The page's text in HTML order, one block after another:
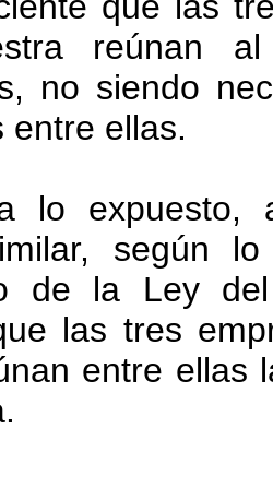
reúnan
no siendo
entre ellas.
lo expuesto,
según
de la Ley
las tres
entre ellas